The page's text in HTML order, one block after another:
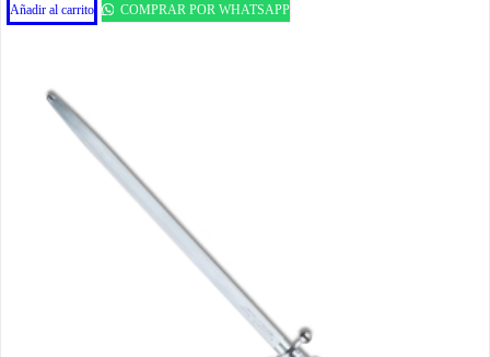
Añadir al carrito COMPRAR POR WHATSAPP